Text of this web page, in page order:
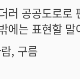
러 공공도로로
에는 표현할 말
, 구름